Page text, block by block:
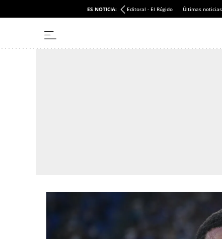
ES NOTICIA: Editoral - El Rúgido Últimas noticias